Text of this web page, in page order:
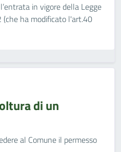
in vigore della Legge
(che ha modificato l'art.40
di un
al Comune il permesso